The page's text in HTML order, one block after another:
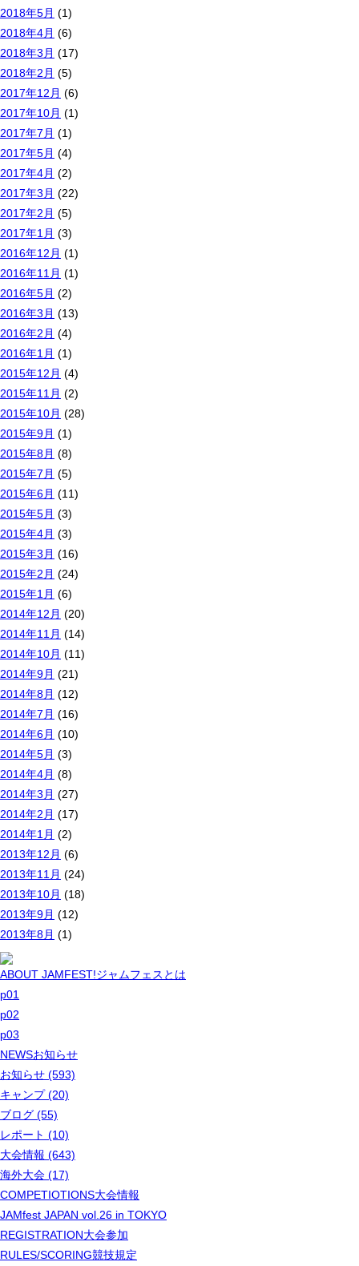
2018年5月 (1)
2018年4月 (6)
2018年3月 (17)
2018年2月 (5)
2017年12月 (6)
2017年10月 (1)
2017年7月 (1)
2017年5月 (4)
2017年4月 (2)
2017年3月 (22)
2017年2月 (5)
2017年1月 (3)
2016年12月 (1)
2016年11月 (1)
2016年5月 (2)
2016年3月 (13)
2016年2月 (4)
2016年1月 (1)
2015年12月 (4)
2015年11月 (2)
2015年10月 (28)
2015年9月 (1)
2015年8月 (8)
2015年7月 (5)
2015年6月 (11)
2015年5月 (3)
2015年4月 (3)
2015年3月 (16)
2015年2月 (24)
2015年1月 (6)
2014年12月 (20)
2014年11月 (14)
2014年10月 (11)
2014年9月 (21)
2014年8月 (12)
2014年7月 (16)
2014年6月 (10)
2014年5月 (3)
2014年4月 (8)
2014年3月 (27)
2014年2月 (17)
2014年1月 (2)
2013年12月 (6)
2013年11月 (24)
2013年10月 (18)
2013年9月 (12)
2013年8月 (1)
ABOUT JAMFEST!ジャムフェスとは
p01
p02
p03
NEWSお知らせ
お知らせ (593)
キャンプ (20)
ブログ (55)
レポート (10)
大会情報 (643)
海外大会 (17)
COMPETIOTIONS大会情報
JAMfest JAPAN vol.26 in TOKYO
REGISTRATION大会参加
RULES/SCORING競技規定